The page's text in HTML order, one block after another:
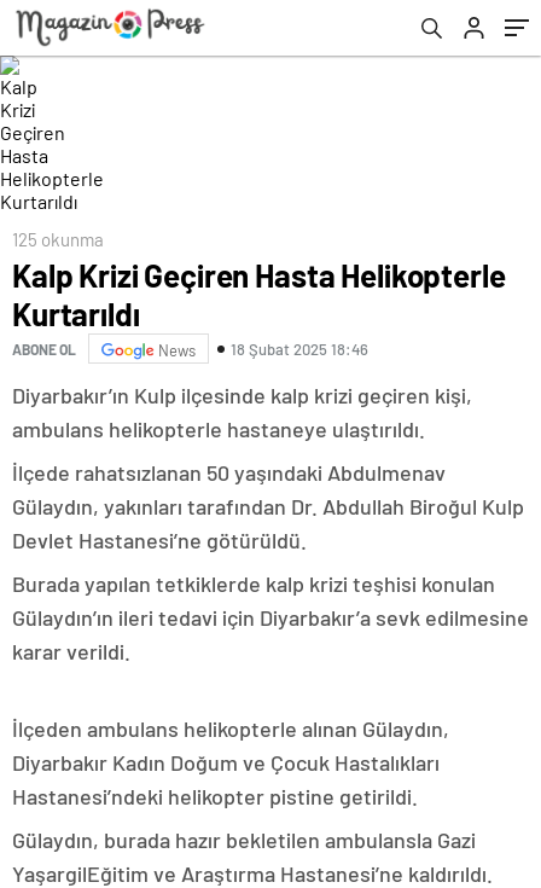
125 okunma
Kalp Krizi Geçiren Hasta Helikopterle
Kurtarıldı
ABONE OL News 18 Şubat 2025 18:46
Diyarbakır’ın Kulp ilçesinde kalp krizi geçiren kişi,
ambulans helikopterle hastaneye ulaştırıldı.
İlçede rahatsızlanan 50 yaşındaki Abdulmenav
Gülaydın, yakınları tarafından Dr. Abdullah Biroğul Kulp
Devlet Hastanesi’ne götürüldü.
Burada yapılan tetkiklerde kalp krizi teşhisi konulan
Gülaydın’ın ileri tedavi için Diyarbakır’a sevk edilmesine
karar verildi.
İlçeden ambulans helikopterle alınan Gülaydın,
Diyarbakır Kadın Doğum ve Çocuk Hastalıkları
Hastanesi’ndeki helikopter pistine getirildi.
Gülaydın, burada hazır bekletilen ambulansla Gazi
YaşargilEğitim ve Araştırma Hastanesi’ne kaldırıldı.